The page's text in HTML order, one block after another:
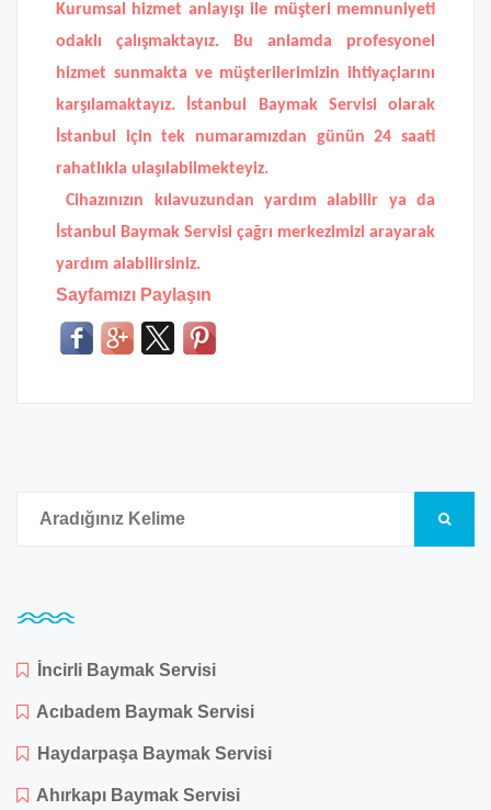
Kurumsal hizmet anlayışı ile müşteri memnuniyeti
odaklı çalışmaktayız. Bu anlamda profesyonel
hizmet sunmakta ve müşterilerimizin ihtiyaçlarını
karşılamaktayız.
İstanbul Baymak Servisi olarak
İstanbul için tek numaramızdan günün 24 saati
rahatlıkla ulaşılabilmekteyiz.
Cihazınızın kılavuzundan yardım alabilir ya da
İstanbul Baymak Servisi çağrı merkezimizi arayarak
yardım alabilirsiniz.
Sayfamızı Paylaşın
İncirli Baymak Servisi
Acıbadem Baymak Servisi
Haydarpaşa Baymak Servisi
Ahırkapı Baymak Servisi